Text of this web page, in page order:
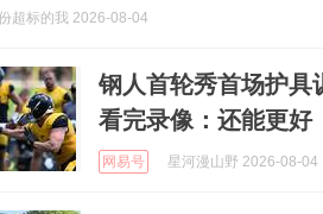
超标的我 2026-08-04
钢人首轮秀首场护具
看完录像：还能更好
网易号 星河漫山野 2026-08-04